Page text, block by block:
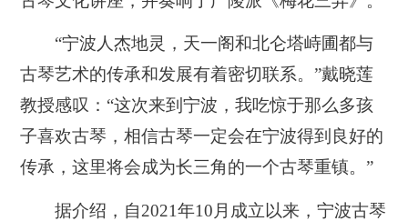
“宁波人杰地灵，天一阁和北仑塔峙圃都与
古琴艺术的传承和发展有着密切联系。”戴晓莲
教授感叹：“这次来到宁波，我吃惊于那么多孩
子喜欢古琴，相信古琴一定会在宁波得到良好的
传承，这里将会成为长三角的一个古琴重镇。”
据介绍，自2021年10月成立以来，宁波古琴